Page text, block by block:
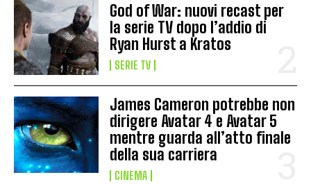
God of War: nuovi recast per
la serie TV dopo l’addio di
Ryan Hurst a Kratos
SERIE TV
James Cameron potrebbe non
dirigere Avatar 4 e Avatar 5
mentre guarda all’atto finale
della sua carriera
CINEMA